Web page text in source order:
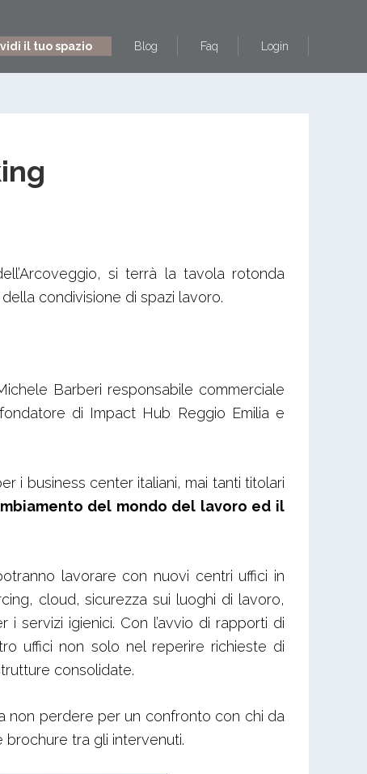
il tuo spazio Blog Faq Login
si terrà la tavola rotonda
condivisione di spazi lavoro.
Barberi responsabile commerciale
di Impact Hub Reggio Emilia e
i business center italiani, mai tanti titolari
del mondo del lavoro ed il
lavorare con nuovi centri uffici in
cloud, sicurezza sui luoghi di lavoro,
servizi igienici. Con l’avvio di rapporti di
uffici non solo nel reperire richieste di
consolidate.
non perdere per un confronto con chi da
brochure tra gli intervenuti.